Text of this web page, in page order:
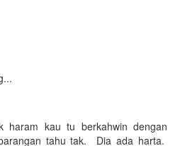
haram kau tu berkahwin dengan
tahu tak. Dia ada harta.